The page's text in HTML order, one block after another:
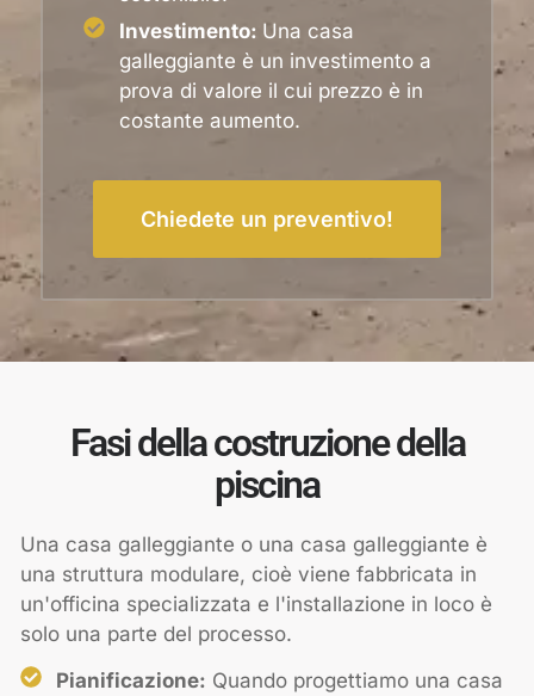
Investimento: Una casa
galleggiante è un investimento a
prova di valore il cui prezzo è in
costante aumento.
Chiedete un preventivo!
Fasi della costruzione della
piscina
Una casa galleggiante o una casa galleggiante è
una struttura modulare, cioè viene fabbricata in
un'officina specializzata e l'installazione in loco è
solo una parte del processo.
Pianificazione: Quando progettiamo una casa